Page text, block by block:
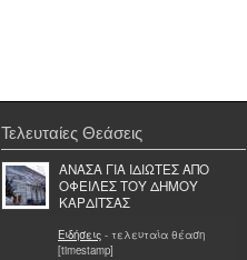
Τελευταίες Θεάσεις
ΑΝΑΣΑ ΓΙΑ ΙΔΙΩΤΕΣ ΑΠΟ
ΟΦΕΙΛΕΣ ΤΟΥ ΔΗΜΟΥ
ΚΑΡΔΙΤΣΑΣ
Ειδήσεις - τελευταία θέαση
[timestamp]